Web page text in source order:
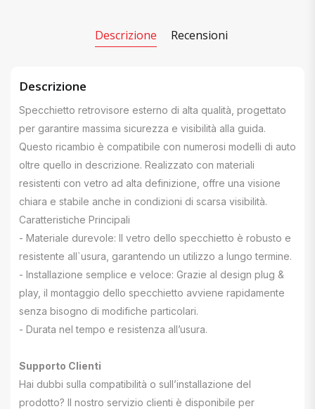
Descrizione Recensioni
Descrizione
Specchietto retrovisore esterno di alta qualità, progettato
per garantire massima sicurezza e visibilità alla guida.
Questo ricambio è compatibile con numerosi modelli di auto
oltre quello in descrizione. Realizzato con materiali
resistenti con vetro ad alta definizione, offre una visione
chiara e stabile anche in condizioni di scarsa visibilità.
Caratteristiche Principali
- Materiale durevole: Il vetro dello specchietto è robusto e
resistente all`usura, garantendo un utilizzo a lungo termine.
- Installazione semplice e veloce: Grazie al design plug &
play, il montaggio dello specchietto avviene rapidamente
senza bisogno di modifiche particolari.
- Durata nel tempo e resistenza all’usura.
Supporto Clienti
Hai dubbi sulla compatibilità o sull’installazione del
prodotto? Il nostro servizio clienti è disponibile per